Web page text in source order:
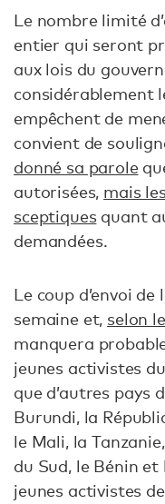
Le nombre limité
entier qui seront
aux lois du
considérablement
empêchent de
convient de
donné sa parole
autorisées, mais
sceptiquesquant
demandées.
Le coup d’envoi
semaine et, selon
manquera
jeunes activistes
que d’autres pays
Burundi, la
le Mali, la
du Sud, le Bénin
jeunes activistes